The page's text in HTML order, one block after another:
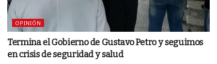
OPINIÓN
Termina el Gobierno de Gustavo Petro y seguimos
en crisis de seguridad y salud